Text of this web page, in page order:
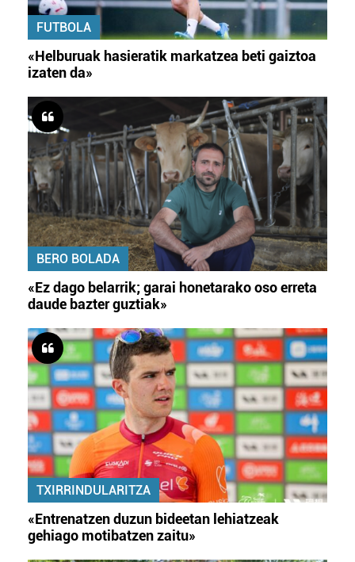
FUTBOLA
«Helburuak hasieratik markatzea beti gaiztoa
izaten da»
BERO BOLADA
«Ez dago belarrik; garai honetarako oso erreta
daude bazter guztiak»
TXIRRINDULARITZA
«Entrenatzen duzun bideetan lehiatzeak
gehiago motibatzen zaitu»